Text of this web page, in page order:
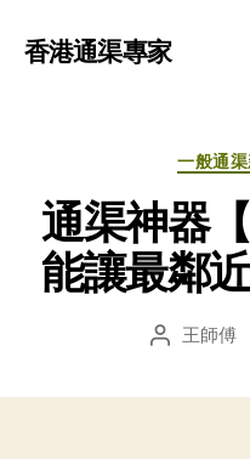
香港通渠專家
一般通
通渠神器
能讓最鄰
文 王師傅